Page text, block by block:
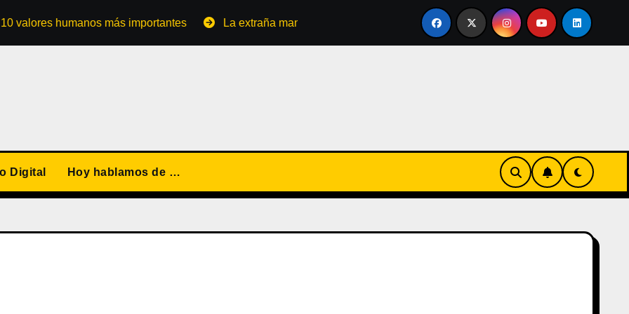
humanos más importantes La extraña manera de convertirse en familia El primer tour de la India Chiquitina
Digital Hoy hablamos de …